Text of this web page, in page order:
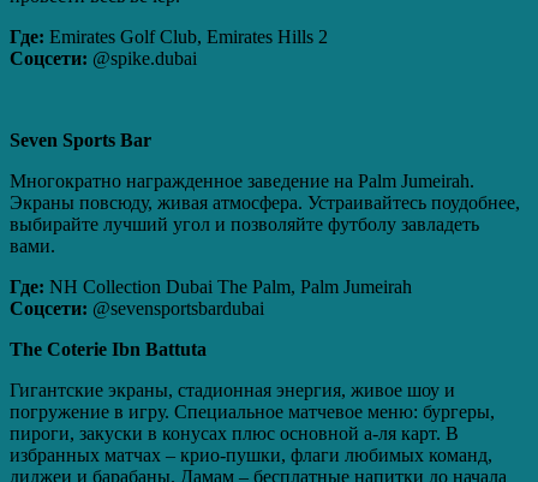
Где: Emirates Golf Club, Emirates Hills 2
Соцсети: @spike.dubai
Seven Sports Bar
Многократно награжденное заведение на Palm Jumeirah.
Экраны повсюду, живая атмосфера. Устраивайтесь поудобнее,
выбирайте лучший угол и позволяйте футболу завладеть
вами.
Где: NH Collection Dubai The Palm, Palm Jumeirah
Соцсети: @sevensportsbardubai
The Coterie Ibn Battuta
Гигантские экраны, стадионная энергия, живое шоу и
погружение в игру. Специальное матчевое меню: бургеры,
пироги, закуски в конусах плюс основной а-ля карт. В
избранных матчах – крио-пушки, флаги любимых команд,
диджеи и барабаны. Дамам – бесплатные напитки до начала